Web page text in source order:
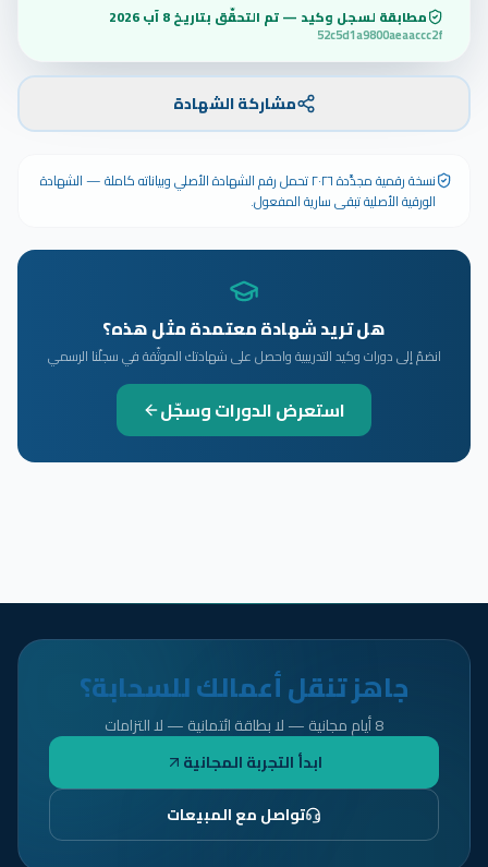
مطابقة لسجل وكيد — تم التحقّق بتاريخ8 آب 2026
52c5d1a9800aeaaccc2f
مشاركة الشهادة
نسخة رقمية مجدَّدة ٢٠٢٦ تحمل رقم الشهادة الأصلي وبياناته كاملة — الشهادة
الورقية الأصلية تبقى سارية المفعول.
هل تريد شهادة معتمدة مثل هذه؟
انضمّ إلى دورات وكيد التدريبية واحصل على شهادتك الموثّقة في سجلّنا الرسمي
استعرض الدورات وسجّل
جاهز تنقل أعمالك للسحابة؟
8 أيام مجانية — لا بطاقة ائتمانية — لا التزامات
ابدأ التجربة المجانية
تواصل مع المبيعات